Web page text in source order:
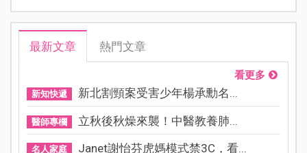
最新文章 熱門文章
看更多
新知快遞 新北割頸案受害少年楊承勳名...
醫師專欄 立秋後秋燥來襲！中醫教養肺...
名人家庭 Janet謝怡芬虎媽模式禁3C，看...